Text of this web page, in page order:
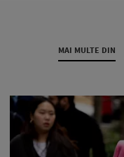
MAI MULTE DIN